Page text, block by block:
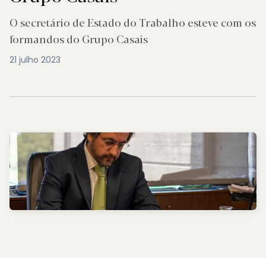
O secretário de Estado do Trabalho esteve com os
formandos do Grupo Casais
21 julho 2023